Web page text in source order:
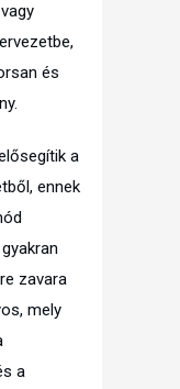
és
a
ennek
zavara
mely
a